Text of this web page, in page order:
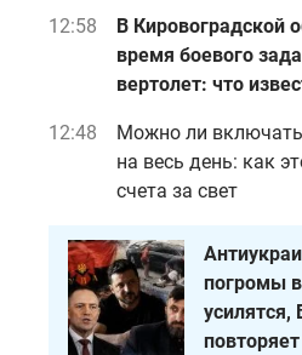
12:58
В Кировоградской
время боевого
вертолет: что
12:48
Можно ли
на весь день: как
счета за свет
погромы
усилятся,